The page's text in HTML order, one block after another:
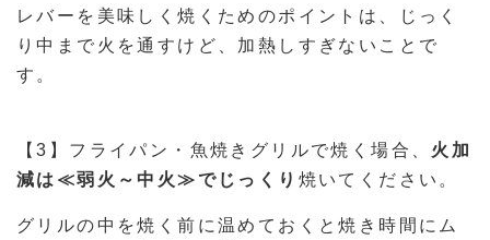
レバーを美味しく焼くためのポイントは、じっく
り中まで火を通すけど、加熱しすぎないことで
す。
【3】フライパン・魚焼きグリルで焼く場合、 火加
減は≪弱火～中火≫でじっくり 焼いてください。
グリルの中を焼く前に温めておくと焼き時間にム